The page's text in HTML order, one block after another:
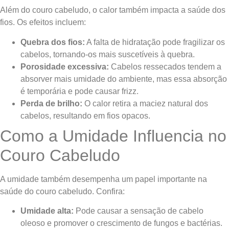
Além do couro cabeludo, o calor também impacta a saúde dos
fios. Os efeitos incluem:
Quebra dos fios: A falta de hidratação pode fragilizar os
cabelos, tornando-os mais suscetíveis à quebra.
Porosidade excessiva: Cabelos ressecados tendem a
absorver mais umidade do ambiente, mas essa absorção
é temporária e pode causar frizz.
Perda de brilho: O calor retira a maciez natural dos
cabelos, resultando em fios opacos.
Como a Umidade Influencia no
Couro Cabeludo
A umidade também desempenha um papel importante na
saúde do couro cabeludo. Confira:
Umidade alta: Pode causar a sensação de cabelo
oleoso e promover o crescimento de fungos e bactérias.